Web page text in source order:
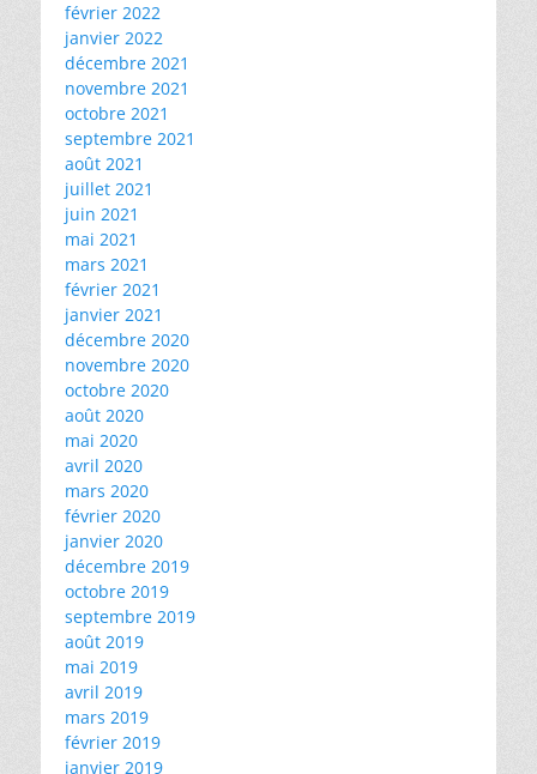
février 2022
janvier 2022
décembre 2021
novembre 2021
octobre 2021
septembre 2021
août 2021
juillet 2021
juin 2021
mai 2021
mars 2021
février 2021
janvier 2021
décembre 2020
novembre 2020
octobre 2020
août 2020
mai 2020
avril 2020
mars 2020
février 2020
janvier 2020
décembre 2019
octobre 2019
septembre 2019
août 2019
mai 2019
avril 2019
mars 2019
février 2019
janvier 2019